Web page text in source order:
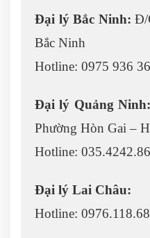
Đại lý Bắc Ninh: Đ/
Bắc Ninh
Hotline: 0975 936
Đại lý Quảng Ninh:
Phường Hòn Gai –
Hotline:
Đại lý Lai Châu:
Hotline: